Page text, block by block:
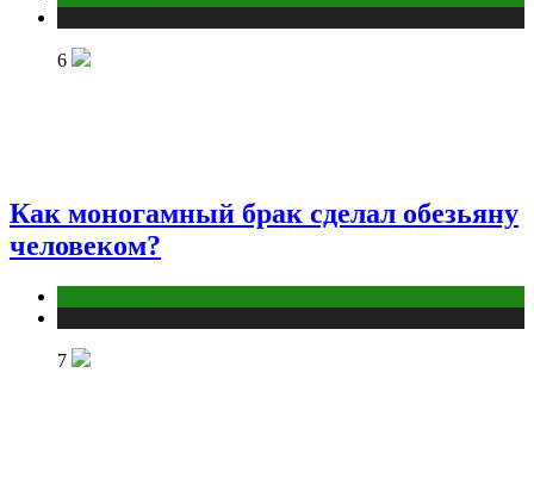
6
Как моногамный брак сделал обезьяну
человеком?
7